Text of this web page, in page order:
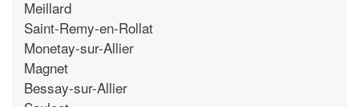
Meillard
Saint-Remy-en-Rollat
Monetay-sur-Allier
Magnet
Bessay-sur-Allier